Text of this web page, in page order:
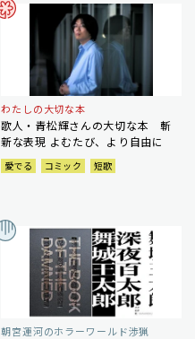
わたしの大切な本
歌人・青松輝さんの大切な本 斬
新な表現 よむたび、より自由に
愛でる コミック 短歌
朝宮運河のホラーワールド渉猟